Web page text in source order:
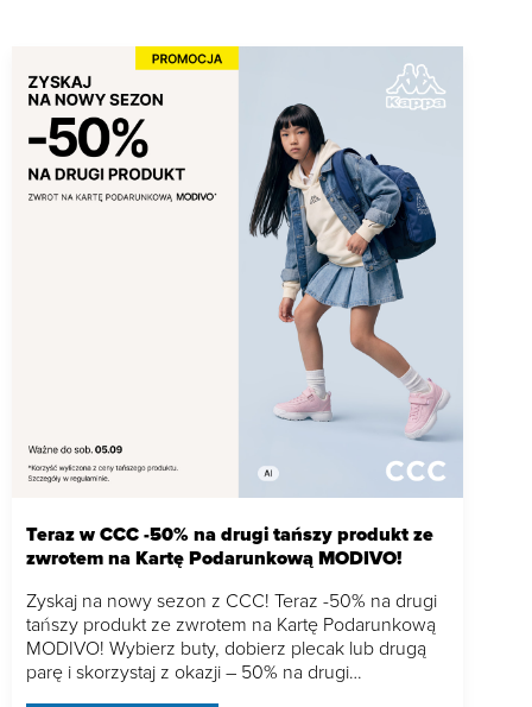
Teraz w CCC -50% na drugi tańszy produkt ze
zwrotem na Kartę Podarunkową MODIVO!
Zyskaj na nowy sezon z CCC! Teraz -50% na drugi
tańszy produkt ze zwrotem na Kartę Podarunkową
MODIVO! Wybierz buty, dobierz plecak lub drugą
parę i skorzystaj z okazji – 50% na drugi…